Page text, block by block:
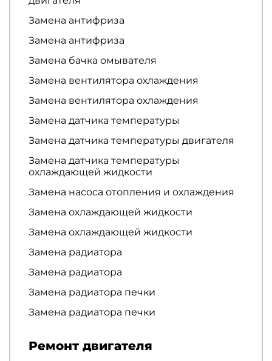
Замена антифриза
Замена антифриза
Замена бачка омывателя
Замена вентилятора охлаждения
Замена вентилятора охлаждения
Замена датчика температуры
Замена датчика температуры двигателя
Замена датчика температуры
охлаждающей жидкости
Замена насоса отопления и охлаждения
Замена охлаждающей жидкости
Замена охлаждающей жидкости
Замена радиатора
Замена радиатора
Замена радиатора печки
Замена радиатора печки
Ремонт двигателя